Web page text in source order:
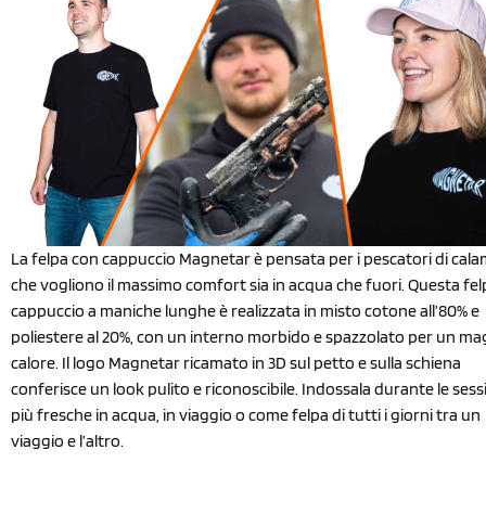
La felpa con cappuccio Magnetar è pensata per i pescatori di
che vogliono il massimo comfort sia in acqua che fuori. Questa
cappuccio a maniche lunghe è realizzata in misto cotone all’80% e
poliestere al 20%, con un interno morbido e spazzolato per un
calore. Il logo Magnetar ricamato in 3D sul petto e sulla schiena
conferisce un look pulito e riconoscibile. Indossala durante le
più fresche in acqua, in viaggio o come felpa di tutti i giorni tra un
viaggio e l’altro.